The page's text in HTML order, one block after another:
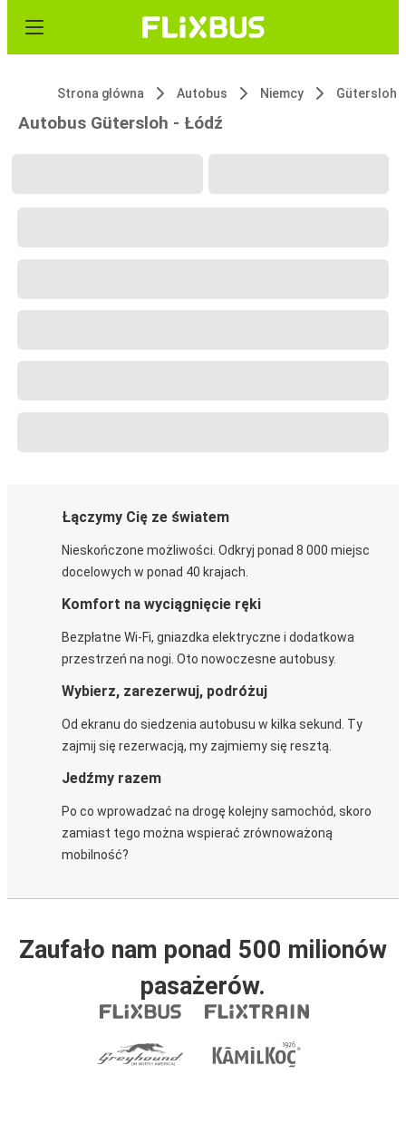
Strona główna Autobus Niemcy Gütersloh
Autobus Gütersloh - Łódź
Łączymy Cię ze światem
Nieskończone możliwości. Odkryj ponad 8 000 miejsc
docelowych w ponad 40 krajach.
Komfort na wyciągnięcie ręki
Bezpłatne Wi-Fi, gniazdka elektryczne i dodatkowa
przestrzeń na nogi. Oto nowoczesne autobusy.
Wybierz, zarezerwuj, podróżuj
Od ekranu do siedzenia autobusu w kilka sekund. Ty
zajmij się rezerwacją, my zajmiemy się resztą.
Jedźmy razem
Po co wprowadzać na drogę kolejny samochód, skoro
zamiast tego można wspierać zrównoważoną
mobilność?
Zaufało nam ponad 500 milionów
pasażerów.